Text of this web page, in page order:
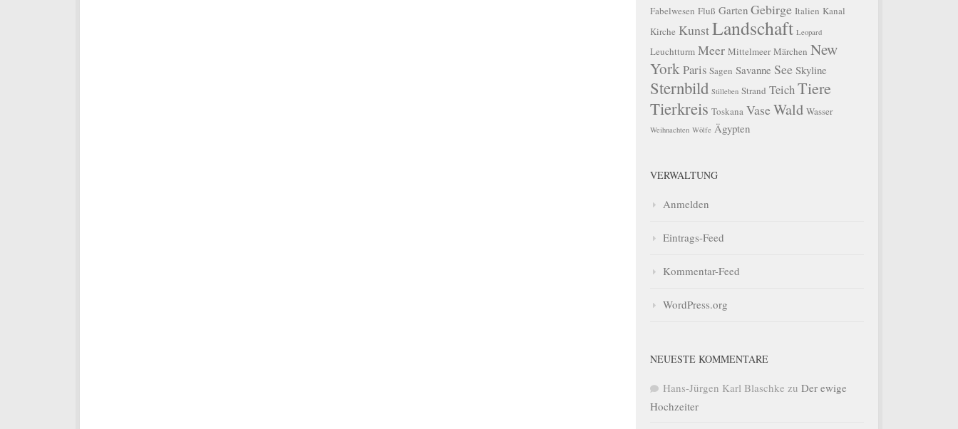
Fabelwesen Fluß Garten Gebirge Italien Kanal
Kirche KunstLandschaft Leopard
Leuchtturm Meer Mittelmeer Märchen New
YorkParis Sagen Savanne See Skyline
Sternbild Stilleben Strand TeichTiere
Tierkreis Toskana VaseWald Wasser
Weihnachten Wölfe Ägypten
VERWALTUNG
Anmelden
Eintrags-Feed
Kommentar-Feed
WordPress.org
NEUESTE KOMMENTARE
Hans-Jürgen Karl Blaschke zu Der ewige
Hochzeiter